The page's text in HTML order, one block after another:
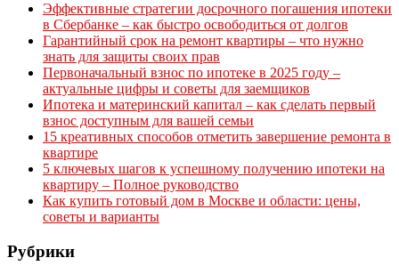
Эффективные стратегии досрочного погашения ипотеки
в Сбербанке – как быстро освободиться от долгов
Гарантийный срок на ремонт квартиры – что нужно
знать для защиты своих прав
Первоначальный взнос по ипотеке в 2025 году –
актуальные цифры и советы для заемщиков
Ипотека и материнский капитал – как сделать первый
взнос доступным для вашей семьи
15 креативных способов отметить завершение ремонта в
квартире
5 ключевых шагов к успешному получению ипотеки на
квартиру – Полное руководство
Как купить готовый дом в Москве и области: цены,
советы и варианты
Рубрики